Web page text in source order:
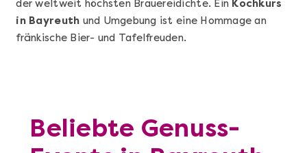
der weltweit höchsten Brauereidichte. Ein Kochkurs
in Bayreuth und Umgebung ist eine Hommage an
fränkische Bier- und Tafelfreuden.
Beliebte Genuss-